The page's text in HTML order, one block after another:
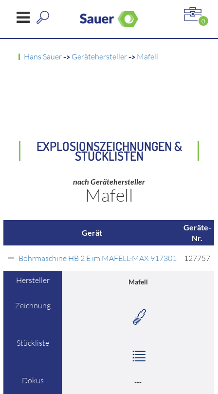
0
Hans Sauer-> Gerätehersteller-> Mafell
EXPLOSIONSZEICHNUNGEN &
STÜCKLISTEN
nach Gerätehersteller
Mafell
Gerät
Geräte-
Nr.
Bohrmaschine HB 2 E im MAFELL-MAX 917301 127757
Hersteller Mafell
Zeichnung
Stückliste
Dokus ---